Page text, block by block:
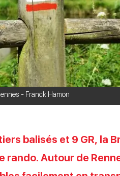
- Franck Hamon
balisés et 9 GR, la
Autour de